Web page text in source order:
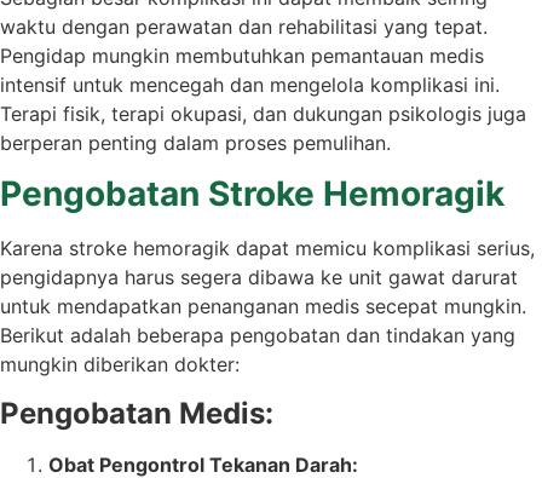
waktu dengan perawatan dan rehabilitasi yang tepat.
Pengidap mungkin membutuhkan pemantauan medis
intensif untuk mencegah dan mengelola komplikasi ini.
Terapi fisik, terapi okupasi, dan dukungan psikologis juga
berperan penting dalam proses pemulihan.
Pengobatan Stroke Hemoragik
Karena stroke hemoragik dapat memicu komplikasi serius,
pengidapnya harus segera dibawa ke unit gawat darurat
untuk mendapatkan penanganan medis secepat mungkin.
Berikut adalah beberapa pengobatan dan tindakan yang
mungkin diberikan dokter:
Pengobatan Medis:
Obat Pengontrol Tekanan Darah: